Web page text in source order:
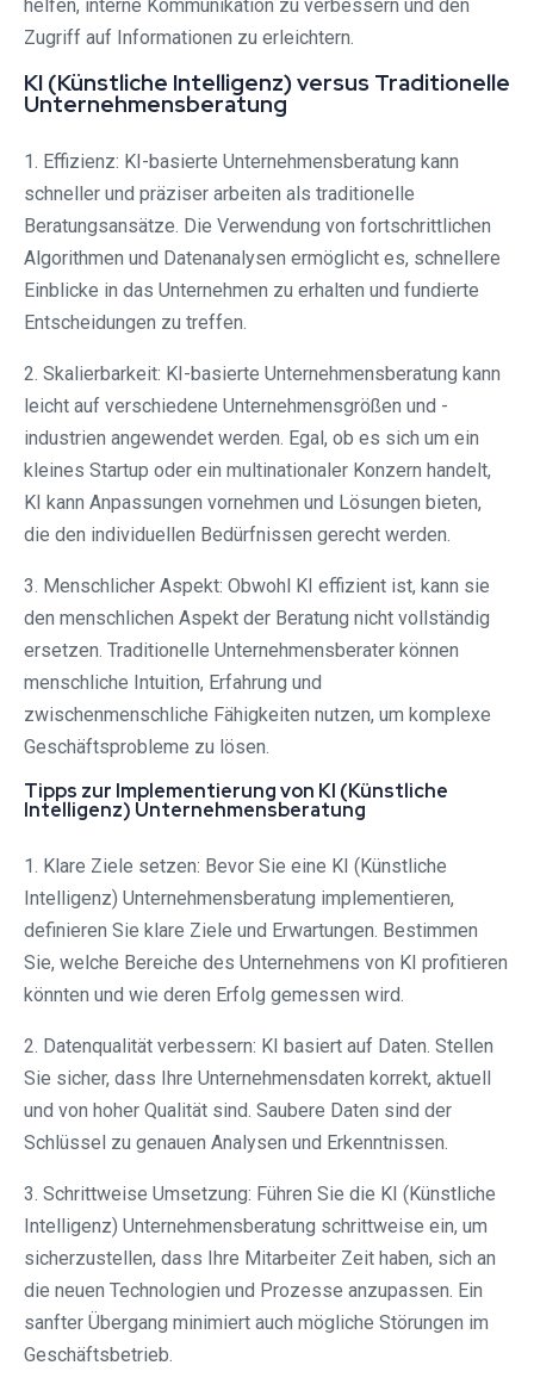
helfen, interne Kommunikation zu verbessern und den
Zugriff auf Informationen zu erleichtern.
KI (Künstliche Intelligenz) versus Traditionelle
Unternehmensberatung
1. Effizienz: KI-basierte Unternehmensberatung kann
schneller und präziser arbeiten als traditionelle
Beratungsansätze. Die Verwendung von fortschrittlichen
Algorithmen und Datenanalysen ermöglicht es, schnellere
Einblicke in das Unternehmen zu erhalten und fundierte
Entscheidungen zu treffen.
2. Skalierbarkeit: KI-basierte Unternehmensberatung kann
leicht auf verschiedene Unternehmensgrößen und -
industrien angewendet werden. Egal, ob es sich um ein
kleines Startup oder ein multinationaler Konzern handelt,
KI kann Anpassungen vornehmen und Lösungen bieten,
die den individuellen Bedürfnissen gerecht werden.
3. Menschlicher Aspekt: Obwohl KI effizient ist, kann sie
den menschlichen Aspekt der Beratung nicht vollständig
ersetzen. Traditionelle Unternehmensberater können
menschliche Intuition, Erfahrung und
zwischenmenschliche Fähigkeiten nutzen, um komplexe
Geschäftsprobleme zu lösen.
Tipps zur Implementierung von KI (Künstliche
Intelligenz) Unternehmensberatung
1. Klare Ziele setzen: Bevor Sie eine KI (Künstliche
Intelligenz) Unternehmensberatung implementieren,
definieren Sie klare Ziele und Erwartungen. Bestimmen
Sie, welche Bereiche des Unternehmens von KI profitieren
könnten und wie deren Erfolg gemessen wird.
2. Datenqualität verbessern: KI basiert auf Daten. Stellen
Sie sicher, dass Ihre Unternehmensdaten korrekt, aktuell
und von hoher Qualität sind. Saubere Daten sind der
Schlüssel zu genauen Analysen und Erkenntnissen.
3. Schrittweise Umsetzung: Führen Sie die KI (Künstliche
Intelligenz) Unternehmensberatung schrittweise ein, um
sicherzustellen, dass Ihre Mitarbeiter Zeit haben, sich an
die neuen Technologien und Prozesse anzupassen. Ein
sanfter Übergang minimiert auch mögliche Störungen im
Geschäftsbetrieb.